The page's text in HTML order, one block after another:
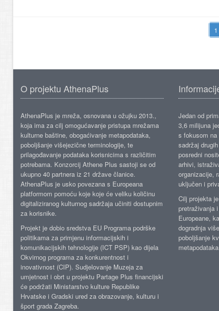
O projektu AthenaPlus
AthenaPlus je mreža, osnovana u ožujku 2013.,
koja ima za cilj omogućavanje pristupa mrežama
kulturne baštine, obogaćivanje metapodataka,
poboljšanje višejezične terminologije, te
prilagođavanje podataka korisnicima s različitim
potrebama. Konzorcij Athene Plus sastoji se od
ukupno 40 partnera iz 21 države članice.
AthenaPlus je usko povezana s Europeana
platformom pomoću koje koje će veliku količinu
digitaliziranog kulturnog sadržaja učiniti dostupnim
za korisnike.
Projekt je dobio sredstva EU Programa podrške
politikama za primjenu informacijskih i
komunikacijskih tehnologije (ICT PSP) kao dijela
Okvirnog programa za konkurentnost i
inovativnost (CIP). Sudjelovanje Muzeja za
umjetnost i obrt u projektu Partage Plus financijski
će podržati Ministarstvo kulture Republike
Hrvatske i Gradski ured za obrazovanje, kulturu i
šport grada Zagreba.
Jedan od
3,6 milijuna
s fokusom
sadržaj
posredni
arhivi,
organizacije,
uključen i
Cilj projekta
pretraživanja
Europeane,
dogradnja
poboljšanje